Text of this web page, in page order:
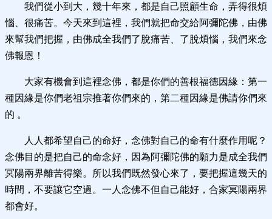
我們從小到大，幾十年來，都是自己照顧生命，弄得很煩
惱、很痛苦。今天來到這裡，我們就把命交給阿彌陀佛，由佛
來幫我們把握，由佛成全我們了脫痛苦、了脫煩惱，我們來念
佛報恩！
大家有機會到這裡念佛，都是你們的善根福德因緣：第一
種因緣是你們老祖宗推著你們來的，第二種因緣是佛請你們來
的 。
人人都希望自己的命好，念佛對自己的命有什麼作用呢？
念佛目的是把自己的命念好，因為阿彌陀佛的願力是成全我們
冥陽兩界離苦得樂。所以我們既然發心來了，要把握這幾天的
時間，不要讓它空過。一人念佛不但自己能好，合家冥陽兩界
都會好。